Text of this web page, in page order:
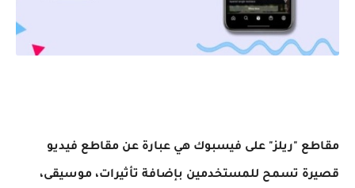
مقاطع "ريلز" على فيسبوك هي عبارة عن مقاطع فيديو
قصيرة تسمح للمستخدمين بإضافة تأثيرات، موسيقى،